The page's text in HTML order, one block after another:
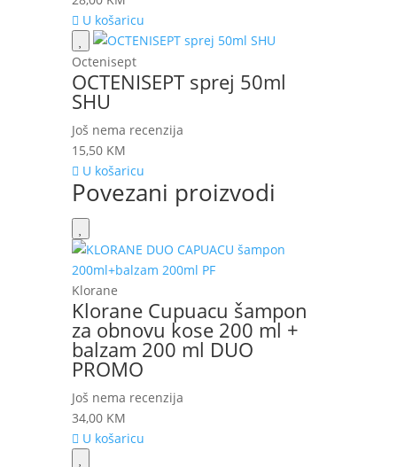
U košaricu
Octenisept
OCTENISEPT sprej 50ml
SHU
Još nema recenzija
15,50 KM
U košaricu
Povezani proizvodi
Klorane
Klorane Cupuacu šampon
za obnovu kose 200 ml +
balzam 200 ml DUO
PROMO
Još nema recenzija
34,00 KM
U košaricu